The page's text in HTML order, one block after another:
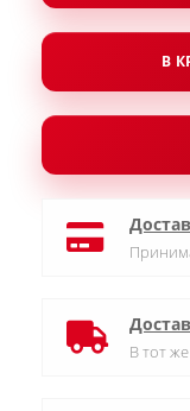
В
В тот